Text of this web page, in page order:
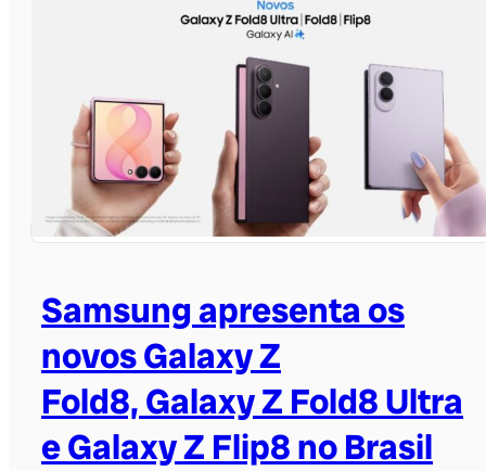
Samsung apresenta os
novos Galaxy Z
Fold8, Galaxy Z Fold8 Ultra
e Galaxy Z Flip8 no Brasil